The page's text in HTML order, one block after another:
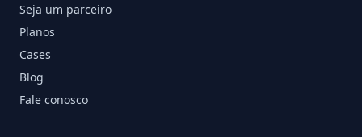
Seja um parceiro
Planos
Cases
Blog
Fale conosco